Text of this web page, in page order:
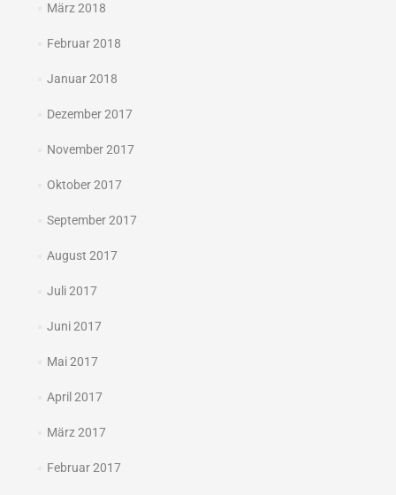
März 2018
Februar 2018
Januar 2018
Dezember 2017
November 2017
Oktober 2017
September 2017
August 2017
Juli 2017
Juni 2017
Mai 2017
April 2017
März 2017
Februar 2017